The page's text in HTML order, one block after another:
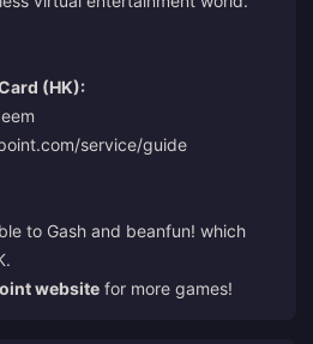
(HK):
service/guide
to Gash and beanfun! which
website for more games!